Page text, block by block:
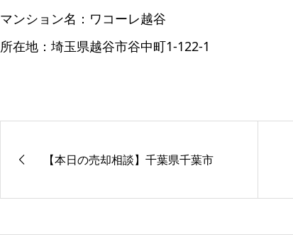
マンション名：ワコーレ越谷
所在地：埼玉県越谷市谷中町1-122-1
【本日の売却相談】千葉県千葉市